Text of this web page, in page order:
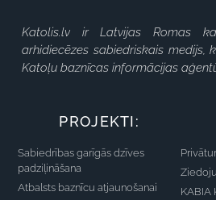
Katolis.lv ir Latvijas Romas
arhidiecēzes sabiedriskais medijs,
Katoļu baznīcas informācijas
PROJEKTI:
Sabiedrības garīgās dzīves
padziļināšana
Atbalsts baznīcu atjaunošanai
KABIA